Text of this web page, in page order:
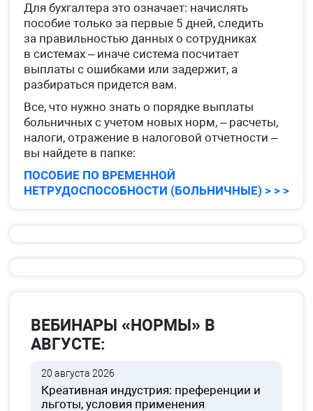
Для бухгалтера это означает: начислять
пособие только за первые 5 дней, следить
за правильностью данных о сотрудниках
в системах – иначе система посчитает
выплаты с ошибками или задержит, а
разбираться придется вам.
Все, что нужно знать о порядке выплаты
больничных с учетом новых норм, – расчеты,
налоги, отражение в налоговой отчетности –
вы найдете в папке:
ПОСОБИЕ ПО ВРЕМЕННОЙ
НЕТРУДОСПОСОБНОСТИ (БОЛЬНИЧНЫЕ) > > >
ВЕБИНАРЫ «НОРМЫ» В
АВГУСТЕ:
20 августа 2026
Креативная индустрия: преференции и
льготы, условия применения